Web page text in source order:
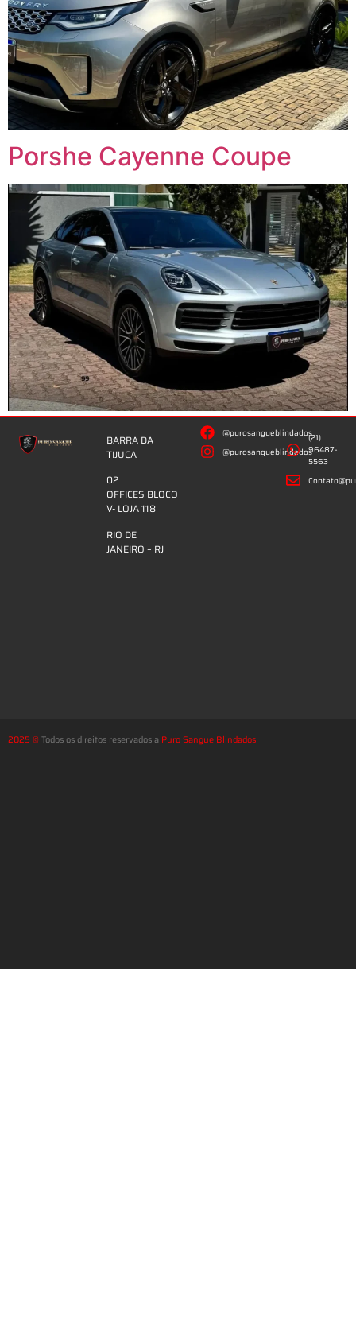
Porshe Cayenne Coupe
BARRA DA
TIJUCA
02
OFFICES BLOCO
V- LOJA 118
RIO DE
JANEIRO – RJ
@purosangueblindados
@purosangueblindados
(21)
96487-
5563
2025 ©Todos os direitos reservados a Puro Sangue Blindados